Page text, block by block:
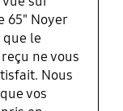
65" Noyer
le
ne vous
Nous
vos